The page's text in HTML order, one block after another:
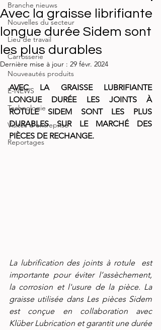
Branche nieuws
Nouvelles du secteur
Lieu de travail
Carrosserie
Nouveautés produits
E-NEWS
Technologie
Visites d'entreprise
Reportages
Avec la graisse librifiante
longue durée Sidem sont
les plus durables
Dernière mise à jour : 29 févr. 2024
AVEC LA GRAISSE LUBRIFIANTE
LONGUE DURÉE LES JOINTS À
ROTULE SIDEM SONT LES PLUS
DURABLES SUR LE MARCHÉ DES
PIÈCES DE RECHANGE.
La lubrification des joints à rotule  est
importante pour éviter l’assèchement,
la corrosion et l'usure de la pièce. La
graisse utilisée dans Les pièces Sidem
est conçue en collaboration avec
Klüber Lubrication et garantit une durée